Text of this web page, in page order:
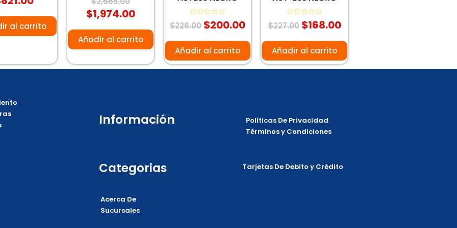
al carrito
con
0
de
$1,974.00
Añadir al carrito
Valorado
con
de
$226.00 $200.00
Añadir al carrito
Valorado
con
de
$227.00 $168.00
Añadir al carrito
Información
Categorias
Acerca De
Sucursales
Políticas De Privacidad
Términos y Condiciones
Tarjetas De Debito y Crédito